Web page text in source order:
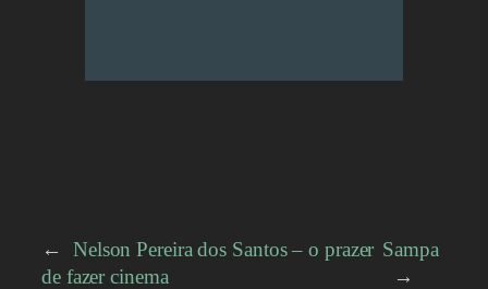
←
Nelson Pereira dos Santos – o prazer
de fazer cinema
Sampa
→